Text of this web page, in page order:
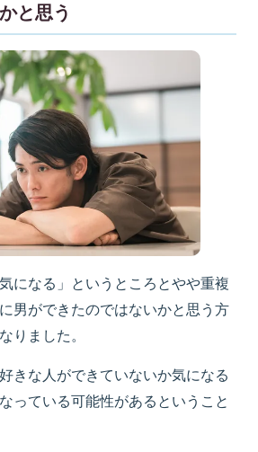
と思う
になる」というところとやや重複
男ができたのではないかと思う方
りました。
きな人ができていないか気になる
っている可能性があるということ